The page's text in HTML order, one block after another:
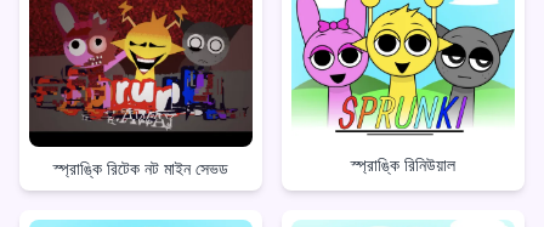
স্প্রাঙ্কি রিটেক নট মাইন সেভড স্প্রাঙ্কি রিনিউয়াল